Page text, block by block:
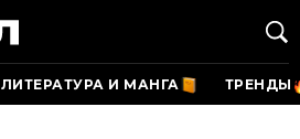
ЛИТЕРАТУРА И МАНГА ТРЕНДЫ